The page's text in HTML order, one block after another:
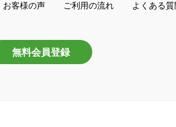
お客様の声 ご利用の流れ よくある質
無料会員登録